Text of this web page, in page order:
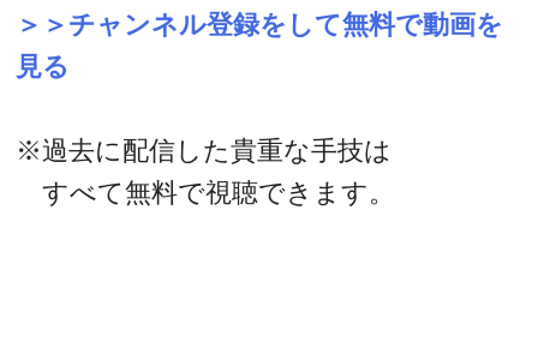
＞＞チャンネル登録をして無料で動画を
見る
※過去に配信した貴重な手技は
すべて無料で視聴できます。